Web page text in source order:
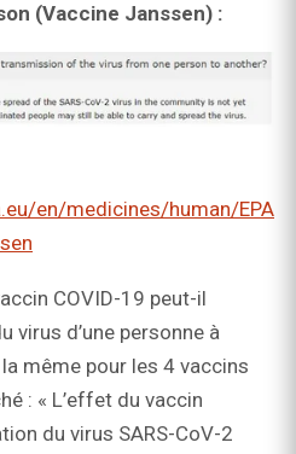
(Vaccine Janssen) :
en/medicines/human/EPA
COVID-19 peut-il
virus d’une personne à
la même pour les 4 vaccins
: « L’effet du vaccin
du virus SARS-CoV-2